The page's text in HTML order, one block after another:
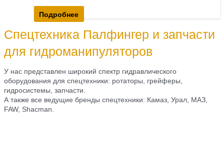
Подробнее
Спецтехника Палфингер и запчасти
для гидроманипуляторов
У нас представлен широкий спектр гидравлического
оборудования для спецтехники: ротаторы, грейферы,
гидросистемы, запчасти.
А также все ведущие бренды спецтехники: Камаз, Урал, МАЗ,
FAW, Shacman.